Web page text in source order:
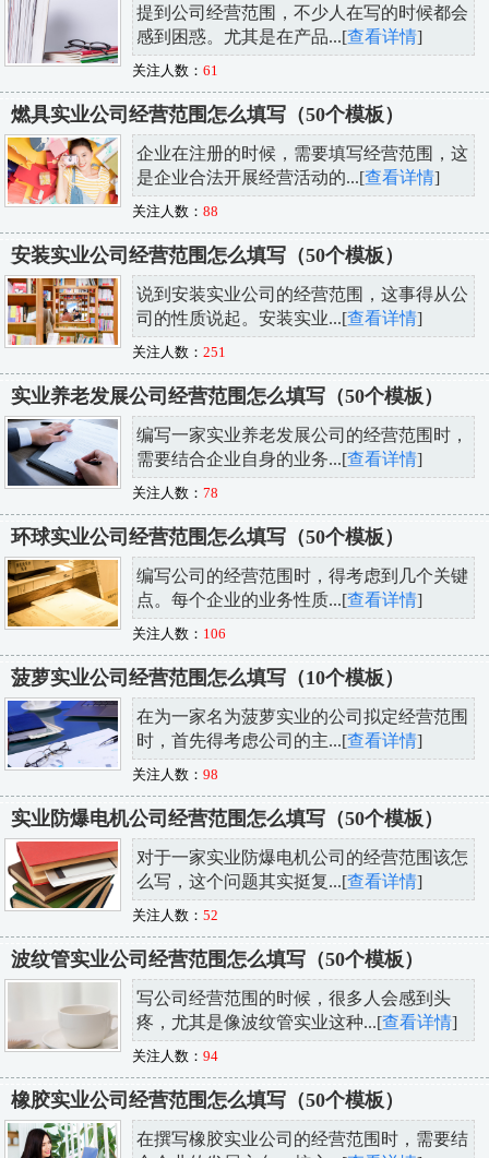
提到公司经营范围，不少人在写的时候都会
感到困惑。尤其是在产品...[查看详情]
关注人数： 61
燃具实业公司经营范围怎么填写（50个模板）
企业在注册的时候，需要填写经营范围，这
是企业合法开展经营活动的...[查看详情]
关注人数： 88
安装实业公司经营范围怎么填写（50个模板）
说到安装实业公司的经营范围，这事得从公
司的性质说起。安装实业...[查看详情]
关注人数： 251
实业养老发展公司经营范围怎么填写（50个模板）
编写一家实业养老发展公司的经营范围时，
需要结合企业自身的业务...[查看详情]
关注人数： 78
环球实业公司经营范围怎么填写（50个模板）
编写公司的经营范围时，得考虑到几个关键
点。每个企业的业务性质...[查看详情]
关注人数： 106
菠萝实业公司经营范围怎么填写（10个模板）
在为一家名为菠萝实业的公司拟定经营范围
时，首先得考虑公司的主...[查看详情]
关注人数： 98
实业防爆电机公司经营范围怎么填写（50个模板）
对于一家实业防爆电机公司的经营范围该怎
么写，这个问题其实挺复...[查看详情]
关注人数： 52
波纹管实业公司经营范围怎么填写（50个模板）
写公司经营范围的时候，很多人会感到头
疼，尤其是像波纹管实业这种...[查看详情]
关注人数： 94
橡胶实业公司经营范围怎么填写（50个模板）
在撰写橡胶实业公司的经营范围时，需要结